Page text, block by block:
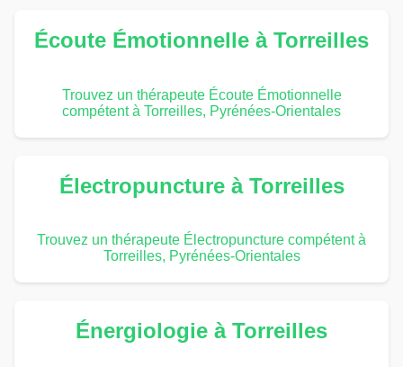
Écoute Émotionnelle à Torreilles
Trouvez un thérapeute Écoute Émotionnelle
compétent à Torreilles, Pyrénées-Orientales
Électropuncture à Torreilles
Trouvez un thérapeute Électropuncture compétent à
Torreilles, Pyrénées-Orientales
Énergiologie à Torreilles